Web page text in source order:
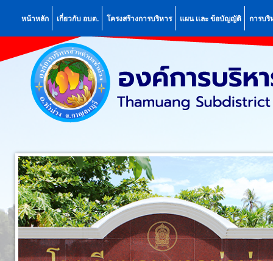
หน้าหลัก เกี่ยวกับ อบต. โครงสร้างการบริหาร แผน เเละ ข้อบัญญัติ การบริ